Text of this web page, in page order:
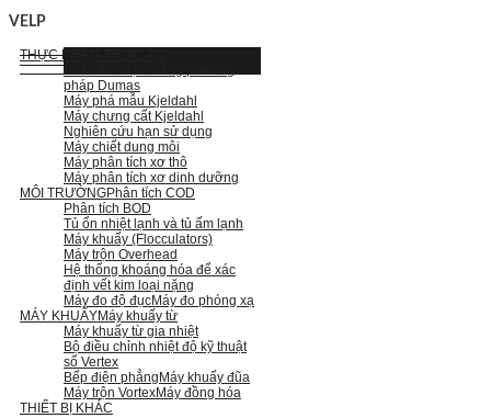
VELP
THỰC PHẨM-THỨC ĂN
pháp Dumas
Máy phá mẫu Kjeldahl
Máy chưng cất Kjeldahl
Nghiên cứu hạn sử dụng
Máy chiết dung môi
Máy phân tích xơ thô
Máy phân tích xơ dinh dưỡng
MÔI TRƯỜNGPhân tích COD
Phân tích BOD
Tủ ổn nhiệt lạnh và tủ ấm lạnh
Máy khuấy (Flocculators)
Máy trộn Overhead
Hệ thống khoáng hóa để xác
định vết kim loại nặng
Máy đo độ đụcMáy đo phóng xạ
MÁY KHUẤYMáy khuấy từ
Máy khuấy từ gia nhiệt
Bộ điều chỉnh nhiệt độ kỹ thuật
số Vertex
Bếp điện phẳng Máy khuấy đũa
Máy trộn VortexMáy đồng hóa
THIẾT BỊ KHÁC